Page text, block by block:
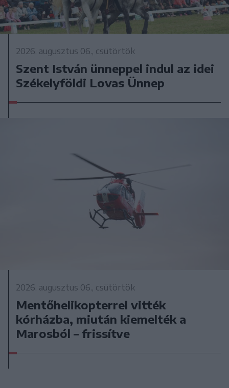
2026. augusztus 06., csütörtök
Szent István ünneppel indul az idei
Székelyföldi Lovas Ünnep
2026. augusztus 06., csütörtök
Mentőhelikopterrel vitték
kórházba, miután kiemelték a
Marosból – frissítve